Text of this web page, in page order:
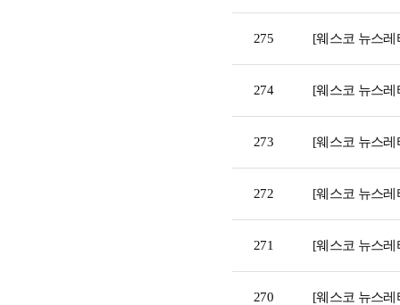
275 [웨스코 뉴스레
274 [웨스코 뉴스레
273 [웨스코 뉴스레
272 [웨스코 뉴스레
271 [웨스코 뉴스
270 [웨스코 뉴스레